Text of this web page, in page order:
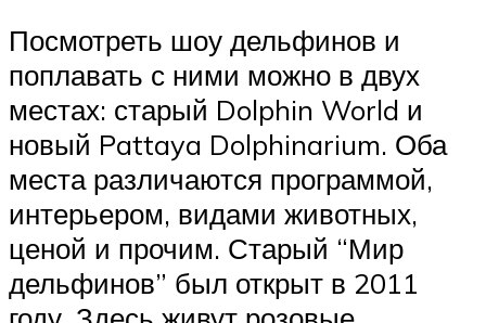
Посмотреть шоу дельфинов и
поплавать с ними можно в двух
местах: старый Dolphin World и
новый Pattaya Dolphinarium. Оба
места различаются программой,
интерьером, видами животных,
ценой и прочим. Старый “Мир
дельфинов” был открыт в 2011